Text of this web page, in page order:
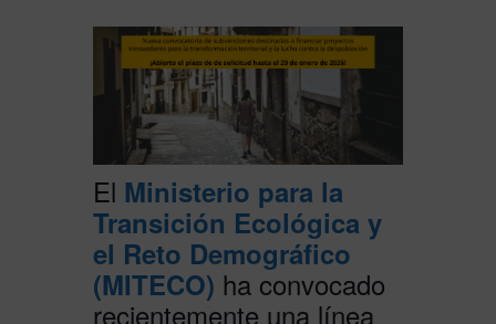
El Ministerio para la
Transición Ecológica y
el Reto Demográfico
(MITECO) ha convocado
recientemente una línea